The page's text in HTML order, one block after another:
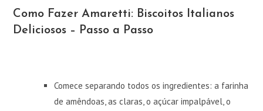
Como Fazer Amaretti: Biscoitos Italianos
Deliciosos – Passo a Passo
Comece separando todos os ingredientes: a farinha
de amêndoas, as claras, o açúcar impalpável, o